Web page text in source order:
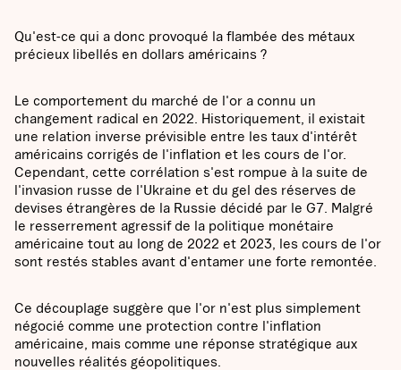
Qu'est-ce qui a donc provoqué la flambée des métaux
précieux libellés en dollars américains ?
Le comportement du marché de l'or a connu un
changement radical en 2022. Historiquement, il existait
une relation inverse prévisible entre les taux d'intérêt
américains corrigés de l'inflation et les cours de l'or.
Cependant, cette corrélation s'est rompue à la suite de
l'invasion russe de l'Ukraine et du gel des réserves de
devises étrangères de la Russie décidé par le G7. Malgré
le resserrement agressif de la politique monétaire
américaine tout au long de 2022 et 2023, les cours de l'or
sont restés stables avant d'entamer une forte remontée.
Ce découplage suggère que l'or n'est plus simplement
négocié comme une protection contre l'inflation
américaine, mais comme une réponse stratégique aux
nouvelles réalités géopolitiques.